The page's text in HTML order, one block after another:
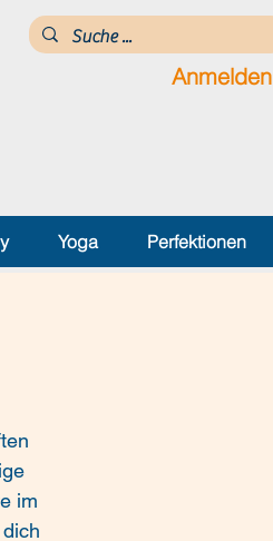
Anmelden
Yoga Perfektionen
im